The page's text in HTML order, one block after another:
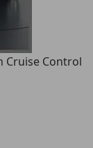
Cruise Control